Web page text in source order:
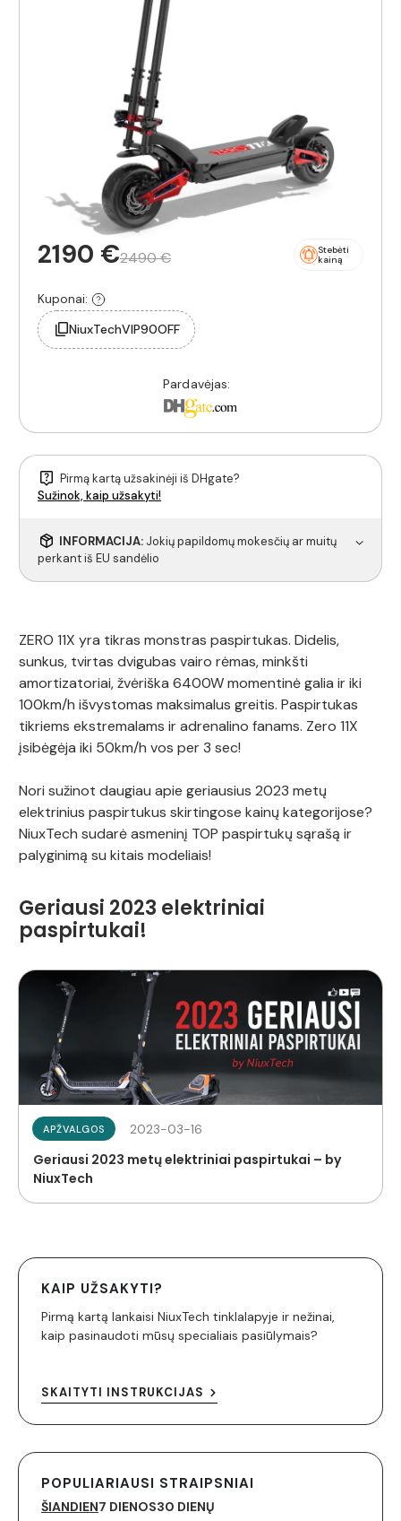
2190 €2490 €
Stebėti
kainą
Kuponai:
NiuxTechVIP90OFF
Pardavėjas:
Pirmą kartą užsakinėji iš DHgate?
Sužinok, kaip užsakyti!
INFORMACIJA: Jokių papildomų mokesčių ar muitų
perkant iš EU sandėlio
ZERO 11X yra tikras monstras paspirtukas. Didelis,
sunkus, tvirtas dvigubas vairo rėmas, minkšti
amortizatoriai, žvėriška 6400W momentinė galia ir iki
100km/h išvystomas maksimalus greitis. Paspirtukas
tikriems ekstremalams ir adrenalino fanams. Zero 11X
įsibėgėja iki 50km/h vos per 3 sec!
Nori sužinot daugiau apie geriausius 2023 metų
elektrinius paspirtukus skirtingose kainų kategorijose?
NiuxTech sudarė asmeninį TOP paspirtukų sąrašą ir
palyginimą su kitais modeliais!
Geriausi 2023 elektriniai
paspirtukai!
APŽVALGOS 2023-03-16
Geriausi 2023 metų elektriniai paspirtukai – by
NiuxTech
KAIP UŽSAKYTI?
Pirmą kartą lankaisi NiuxTech tinklalapyje ir nežinai,
kaip pasinaudoti mūsų specialiais pasiūlymais?
SKAITYTI INSTRUKCIJAS
POPULIARIAUSI STRAIPSNIAI
ŠIANDIEN7 DIENOS30 DIENŲ